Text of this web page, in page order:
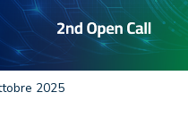
2025